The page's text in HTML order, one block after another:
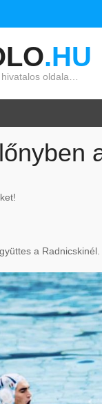
.HU
oldala…
a Radnicskinél.